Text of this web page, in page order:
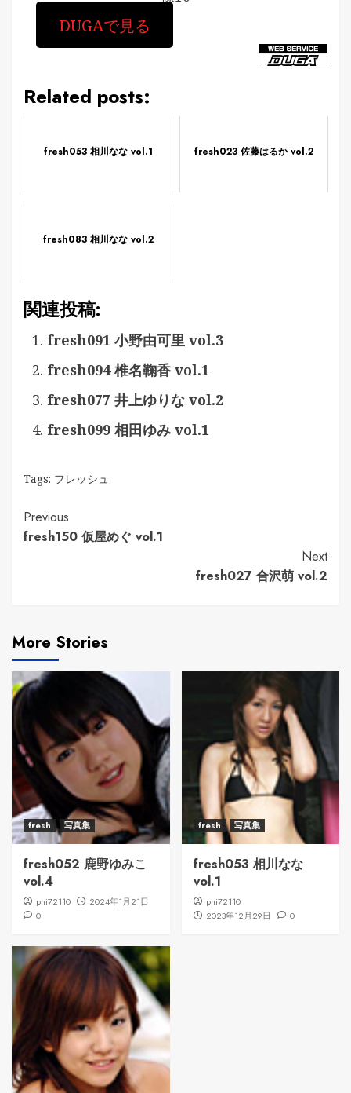
DUGAで見る
Related posts:
fresh053 相川なな vol.1 fresh023 佐藤はるか vol.2
fresh083 相川なな vol.2
関連投稿:
fresh091 小野由可里 vol.3
fresh094 椎名鞠香 vol.1
fresh077 井上ゆりな vol.2
fresh099 相田ゆみ vol.1
Tags: フレッシュ
Continue
Reading
Previous
fresh150 仮屋めぐ vol.1
Next
fresh027 合沢萌 vol.2
More Stories
fresh 写真集
fresh052 鹿野ゆみこ
vol.4
phi72110
2024年1月21日
0
fresh 写真集
fresh053 相川なな
vol.1
phi72110
2023年12月29日
0